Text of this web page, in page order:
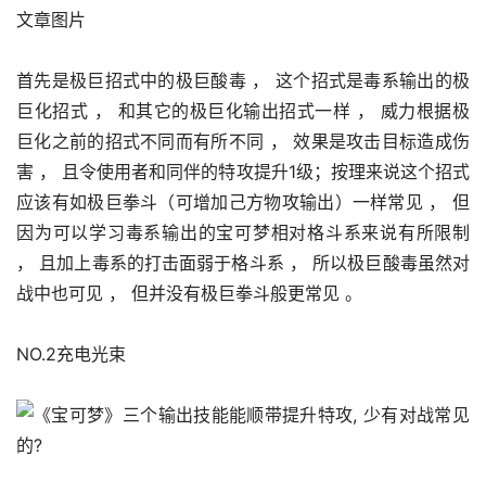
文章图片
首先是极巨招式中的极巨酸毒 ， 这个招式是毒系输出的极
巨化招式 ， 和其它的极巨化输出招式一样 ， 威力根据极
巨化之前的招式不同而有所不同 ， 效果是攻击目标造成伤
害 ， 且令使用者和同伴的特攻提升1级；按理来说这个招式
应该有如极巨拳斗（可增加己方物攻输出）一样常见 ， 但
因为可以学习毒系输出的宝可梦相对格斗系来说有所限制
， 且加上毒系的打击面弱于格斗系 ， 所以极巨酸毒虽然对
战中也可见 ， 但并没有极巨拳斗般更常见 。
NO.2充电光束